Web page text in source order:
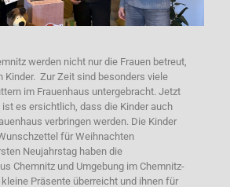
werden nicht nur die Frauen betreut,
Kinder. Zur Zeit sind besonders viele
im Frauenhaus untergebracht. Jetzt
es ersichtlich, dass die Kinder auch
verbringen werden. Die Kinder
für Weihnachten
Neujahrstag haben die
Chemnitz und Umgebung im Chemnitz-
Präsente überreicht und ihnen für